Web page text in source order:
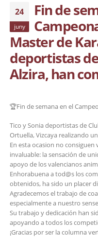
24
juny
Fin de
Master de
deportistas
Alzira, han
🏆Fin de semana en el
Tico y Sonia deportistas de
Ortuella, Vizcaya realizando
En esta ocasion no
invaluable: la sensación de
apoyo de los valencianos
Enhorabuena a tod@s los
obtenidos, ha sido un placer
Agradecemos el trabajo de
especialmente a nuestro
Su trabajo y dedicación han
apoyando a todos los
¡Gracias por ser la columna